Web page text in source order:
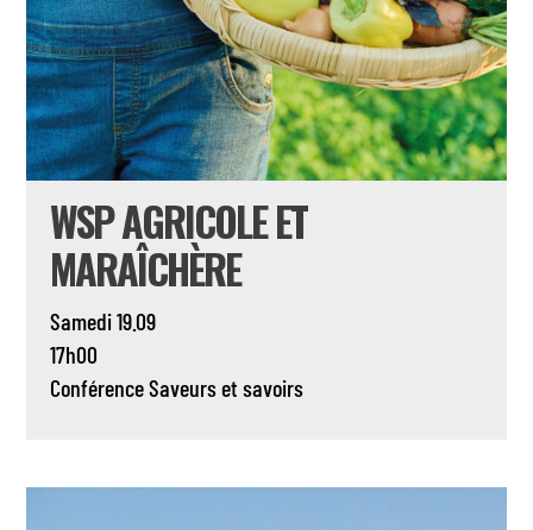
WSP AGRICOLE ET
MARAÎCHÈRE
Samedi 19.09
17h00
ConférenceSaveurs et savoirs